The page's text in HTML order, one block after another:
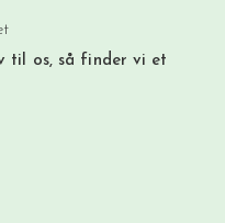
til os, så finder vi et